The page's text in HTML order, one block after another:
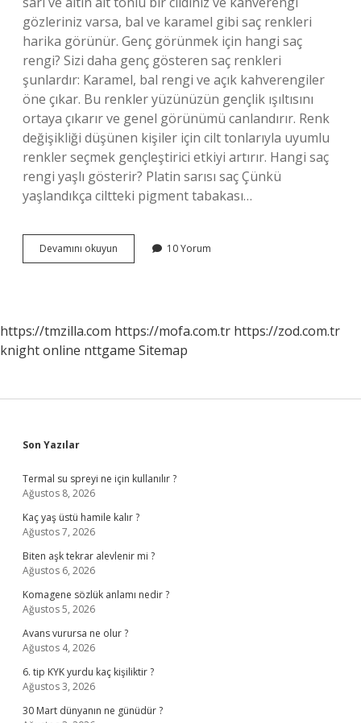
gözleriniz varsa, bal ve karamel gibi saç renkleri
harika görünür. Genç görünmek için hangi saç
rengi? Sizi daha genç gösteren saç renkleri
şunlardır: Karamel, bal rengi ve açık kahverengiler
öne çıkar. Bu renkler yüzünüzün gençlik ışıltısını
ortaya çıkarır ve genel görünümü canlandırır. Renk
değişikliği düşünen kişiler için cilt tonlarıyla uyumlu
renkler seçmek gençleştirici etkiyi artırır. Hangi saç
rengi yaşlı gösterir? Platin sarısı saç Çünkü
yaşlandıkça ciltteki pigment tabakası…
Devamını okuyun
Saç
10 Yorum
https://tmzilla.com https://mofa.com.tr https://zod.com.tr
knight online nttgame Sitemap
Sidebar
Son Yazılar
Termal su spreyi ne için kullanılır ?
Ağustos 8, 2026
Kaç yaş üstü hamile kalır ?
Ağustos 7, 2026
Biten aşk tekrar alevlenir mi ?
Ağustos 6, 2026
Komagene sözlük anlamı nedir ?
Ağustos 5, 2026
Avans vurursa ne olur ?
Ağustos 4, 2026
6. tip KYK yurdu kaç kişiliktir ?
Ağustos 3, 2026
30 Mart dünyanın ne günüdür ?